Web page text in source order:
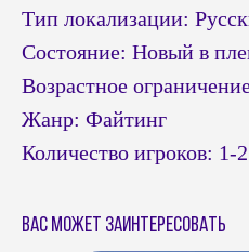
Тип локализации:
Состояние: Новый в
Возрастное
Жанр: Файтинг
Количество игроков: 1-2
Вас может заинтересовать